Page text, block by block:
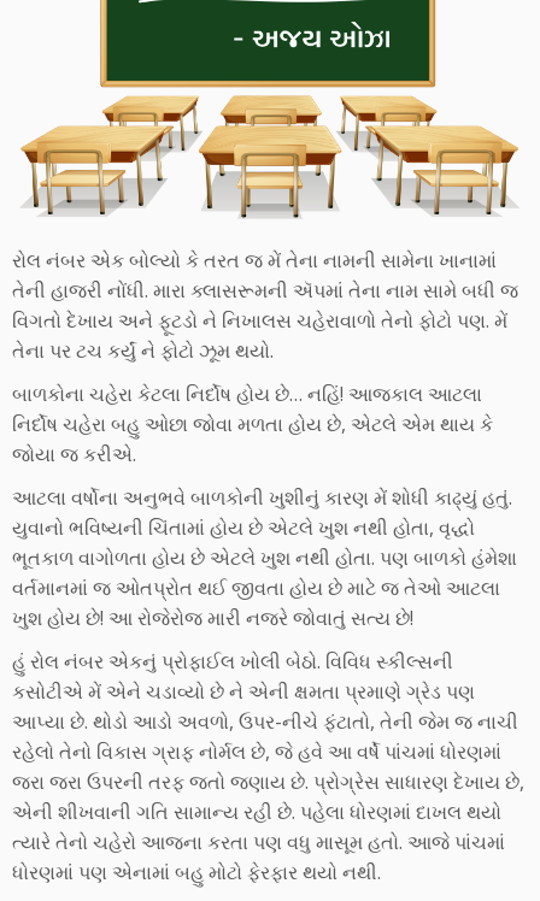
રોલ નંબર એક બોલ્યો કે તરત જ મેં તેના નામની સામેના ખાનામાં
તેની હાજરી નોંધી. મારા ક્લાસરૂમની ઍપમાં તેના નામ સામે બધી જ
વિગતો દેખાય અને ફૂટડો ને નિખાલસ ચહેરાવાળો તેનો ફોટો પણ. મેં
તેના પર ટચ કર્યું ને ફોટો ઝૂમ થયો.
બાળકોના ચહેરા કેટલા નિર્દોષ હોય છે… નહિં! આજકાલ આટલા
નિર્દોષ ચહેરા બહુ ઓછા જોવા મળતા હોય છે, એટલે એમ થાય કે
જોયા જ કરીએ.
આટલા વર્ષોના અનુભવે બાળકોની ખુશીનું કારણ મેં શોધી કાઢ્યું હતું.
યુવાનો ભવિષ્યની ચિંતામાં હોય છે એટલે ખુશ નથી હોતા, વૃદ્ધો
ભૂતકાળ વાગોળતા હોય છે એટલે ખુશ નથી હોતા. પણ બાળકો હંમેશા
વર્તમાનમાં જ ઓતપ્રોત થઈ જીવતા હોય છે માટે જ તેઓ આટલા
ખુશ હોય છે! આ રોજેરોજ મારી નજરે જોવાતું સત્ય છે!
હું રોલ નંબર એકનું પ્રોફાઈલ ખોલી બેઠો. વિવિધ સ્કીલ્સની
કસોટીએ મેં એને ચડાવ્યો છે ને એની ક્ષમતા પ્રમાણે ગ્રેડ પણ
આપ્યા છે. થોડો આડો અવળો, ઉપર-નીચે ફંટાતો, તેની જેમ જ નાચી
રહેલો તેનો વિકાસ ગ્રાફ નોર્મલ છે, જે હવે આ વર્ષે પાંચમાં ધોરણમાં
જરા જરા ઉપરની તરફ જતો જણાય છે. પ્રોગ્રેસ સાધારણ દેખાય છે,
એની શીખવાની ગતિ સામાન્ય રહી છે. પહેલા ધોરણમાં દાખલ થયો
ત્યારે તેનો ચહેરો આજના કરતા પણ વધુ માસૂમ હતો. આજે પાંચમાં
ધોરણમાં પણ એનામાં બહુ મોટો ફેરફાર થયો નથી.